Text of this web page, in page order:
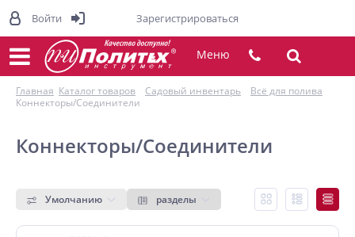
Меню
Главная Каталог товаров Садовый инвентарь
Всё для полива
Коннекторы/Соединители
Коннекторы/Соединители
Умолчанию разделы
Войти Зарегистрироваться